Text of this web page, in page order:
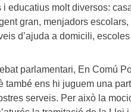
i educatius molt diversos:
gran, menjadors
d’ajuda a domicili,
parlamentari, En Comú
també ens hi juguem una
serveis. Per això la